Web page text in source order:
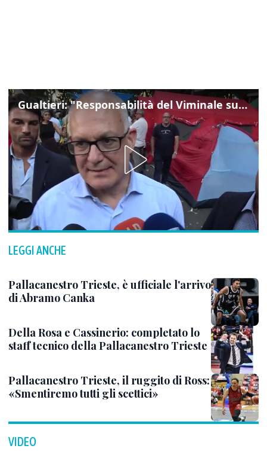
Gualtieri: "Responsabilità del Viminale su Spin Time? La posizione dei partiti è nota"
LEGGI ANCHE
Pallacanestro Trieste, è ufficiale l'arrivo
di Abramo Canka
Della Rosa e Cassinerio: completato lo
staff tecnico della Pallacanestro Trieste
Pallacanestro Trieste, il ruggito di Ross:
«Smentiremo tutti gli scettici»
VIDEO